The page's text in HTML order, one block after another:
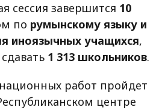
сессия завершится 10
по румынскому языку и
иноязычных учащихся,
1 313 школьников.
работ пройдет
центре